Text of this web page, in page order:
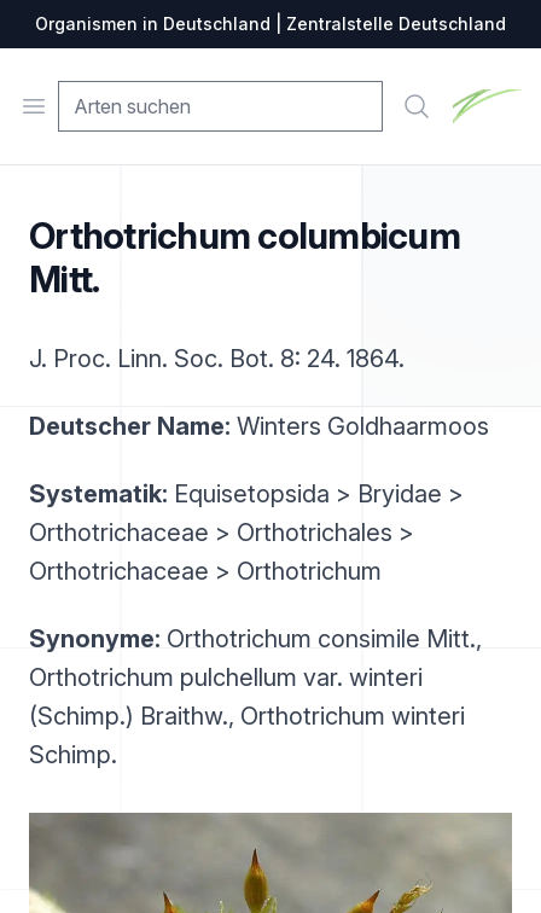
Organismen in Deutschland | Zentralstelle Deutschland
Open menu Suche
Orthotrichum columbicum
Mitt.
J. Proc. Linn. Soc. Bot. 8: 24. 1864.
Deutscher Name: Winters Goldhaarmoos
Systematik: Equisetopsida > Bryidae >
Orthotrichaceae > Orthotrichales >
Orthotrichaceae > Orthotrichum
Synonyme: Orthotrichum consimile Mitt.,
Orthotrichum pulchellum var. winteri
(Schimp.) Braithw., Orthotrichum winteri
Schimp.